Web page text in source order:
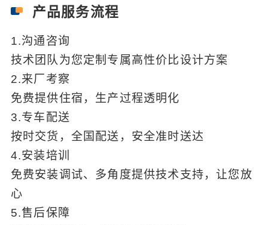
产品服务流程
1.沟通咨询
技术团队为您定制专属高性价比设计方案
2.来厂考察
免费提供住宿，生产过程透明化
3.专车配送
按时交货，全国配送，安全准时送达
4.安装培训
免费安装调试、多角度提供技术支持，让您放
心
5.售后保障